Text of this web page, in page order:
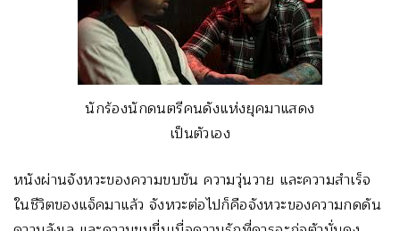
นักร้องนักดนตรีคนดังแห่งยุคมาแสดง
เป็นตัวเอง
หนังผ่านจังหวะของความขบขัน ความวุ่นวาย และความสำเร็จ
ในชีวิตของแจ็คมาแล้ว จังหวะต่อไปก็คือจังหวะของความกดดัน